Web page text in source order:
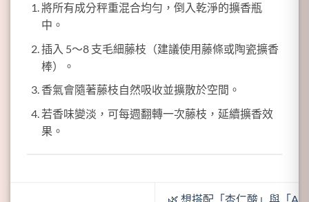
將所有成分秤重混合均勻，倒入乾淨的擴香瓶
中。
插入 5～8 支毛細藤枝（建議使用藤條或陶瓷擴香
棒）。
香氣會隨著藤枝自然吸收並擴散於空間。
若香味變淡，可每週翻轉一次藤枝，延續擴香效
果。
🌿 想搭配「杏仁酸」與「A